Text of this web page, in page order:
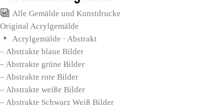
Alle Gemälde und Kunstdrucke
Original Acrylgemälde
Acrylgemälde · Abstrakt
– Abstrakte blaue Bilder
– Abstrakte grüne Bilder
– Abstrakte rote Bilder
– Abstrakte weiße Bilder
– Abstrakte Schwarz Weiß Bilder